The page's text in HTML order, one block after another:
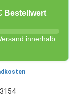
Bestellwert
innerhalb